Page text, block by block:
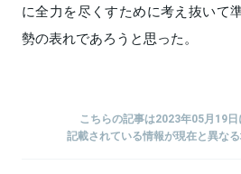
に全力を尽くすために考え抜いて
勢の表れであろうと思った。
こちらの記事は2023年05月19日
記載されている情報が現在と異なる